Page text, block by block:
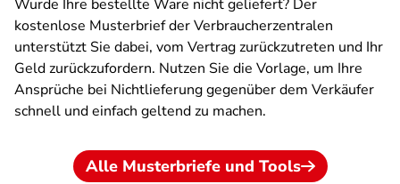
Wurde Ihre bestellte Ware nicht geliefert? Der
kostenlose Musterbrief der Verbraucherzentralen
unterstützt Sie dabei, vom Vertrag zurückzutreten und Ihr
Geld zurückzufordern. Nutzen Sie die Vorlage, um Ihre
Ansprüche bei Nichtlieferung gegenüber dem Verkäufer
schnell und einfach geltend zu machen.
Alle Musterbriefe und Tools